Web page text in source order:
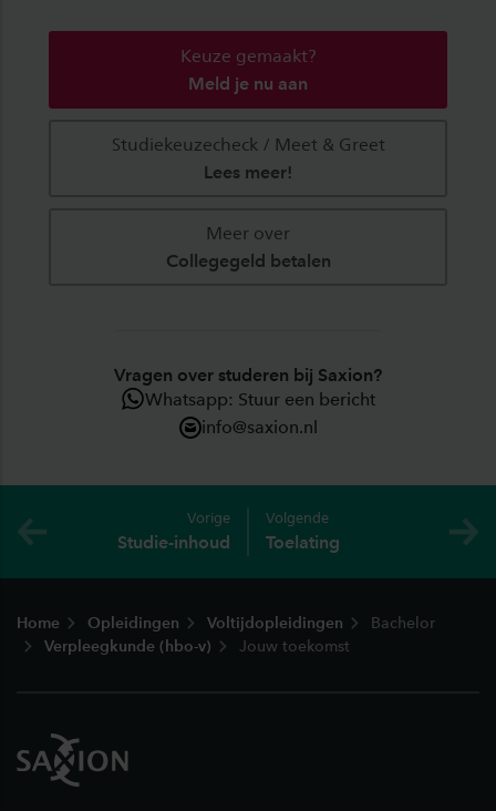
Keuze gemaakt?
Meld je nu aan
Studiekeuzecheck / Meet & Greet
Lees meer!
Meer over
Collegegeld betalen
Vragen over studeren bij Saxion?
Whatsapp: Stuur een bericht
info@saxion.nl
Vorige
Studie-inhoud
Volgende
Toelating
Home Opleidingen Voltijdopleidingen
Bachelor
Verpleegkunde (hbo-v)
Jouw toekomst